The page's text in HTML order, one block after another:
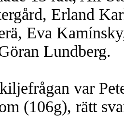
Erland
Eva
Lundberg.
var
(106g), rätt